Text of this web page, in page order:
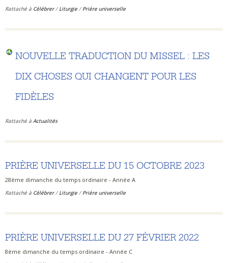
Rattaché à Célébrer / Liturgie / Prière universelle
NOUVELLE TRADUCTION DU MISSEL : LES
DIX CHOSES QUI CHANGENT POUR LES
FIDÈLES
Rattaché à Actualités
PRIÈRE UNIVERSELLE DU 15 OCTOBRE 2023
28ème dimanche du temps ordinaire - Année A
Rattaché à Célébrer / Liturgie / Prière universelle
PRIÈRE UNIVERSELLE DU 27 FÉVRIER 2022
8ème dimanche du temps ordinaire - Année C